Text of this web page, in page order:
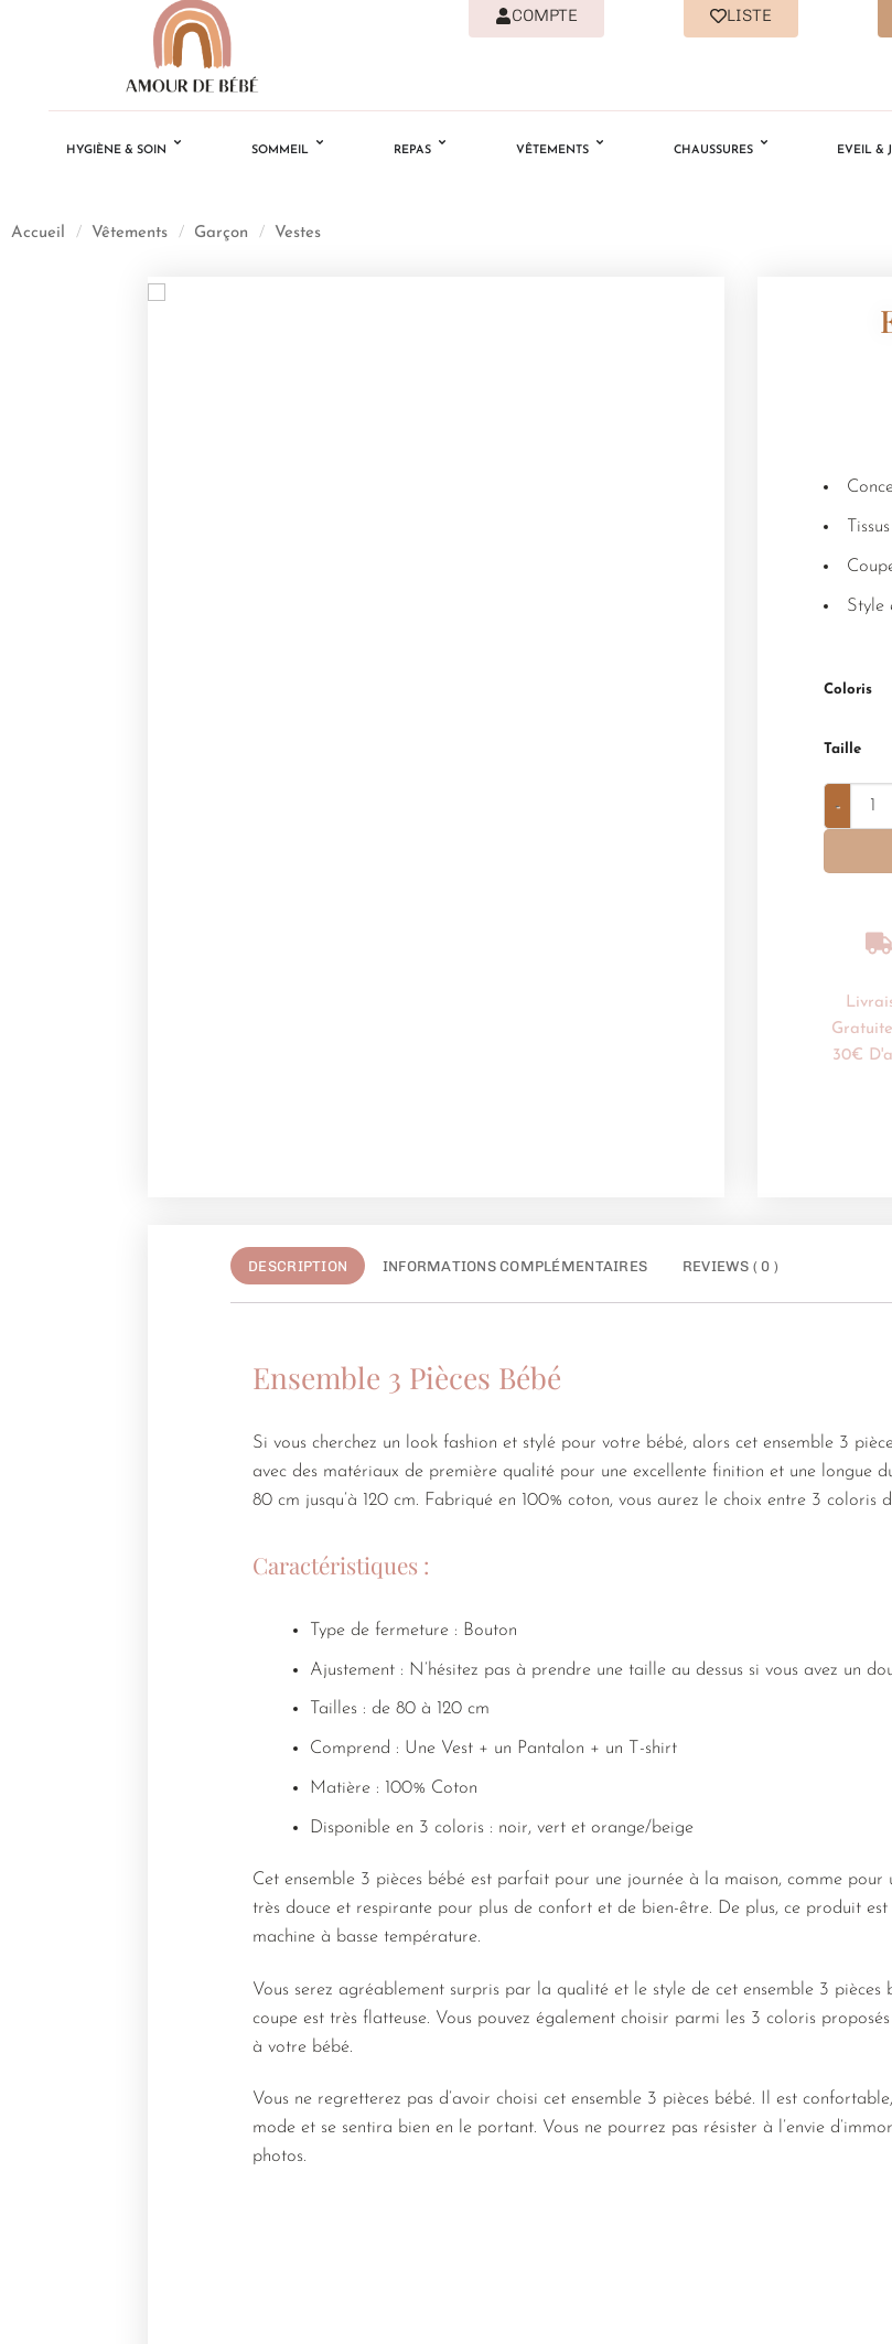
COMPTE LISTE
HYGIÈNE & SOIN SOMMEIL REPAS VÊTEMENTS CHAUSSURES EVEIL &
Accueil / Vêtements / Garçon / Vestes
Style
Coloris
Taille
30€
DESCRIPTION INFORMATIONS COMPLÉMENTAIRES REVIEWS ( 0 )
Ensemble 3 Pièces Bébé
Si vous cherchez un look fashion et stylé pour votre bébé, alors cet ensemble 3
avec des matériaux de première qualité pour une excellente finition et une longue
80 cm jusqu’à 120 cm. Fabriqué en 100% coton, vous aurez le choix entre 3
Caractéristiques :
Type de fermeture : Bouton
Ajustement : N’hésitez pas à prendre une taille au dessus si vous avez un
Tailles : de 80 à 120 cm
Comprend : Une Vest + un Pantalon + un T-shirt
Matière : 100% Coton
Disponible en 3 coloris : noir, vert et orange/beige
Cet ensemble 3 pièces bébé est parfait pour une journée à la maison, comme
très douce et respirante pour plus de confort et de bien-être. De plus, ce produit
machine à basse température.
Vous serez agréablement surpris par la qualité et le style de cet ensemble 3 pièces
coupe est très flatteuse. Vous pouvez également choisir parmi les 3 coloris
à votre bébé.
Vous ne regretterez pas d’avoir choisi cet ensemble 3 pièces bébé. Il est
mode et se sentira bien en le portant. Vous ne pourrez pas résister à l’envie
photos.